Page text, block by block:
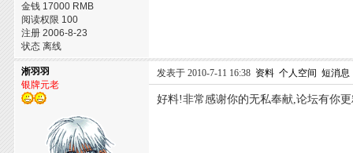
金钱 17000 RMB
阅读权限 100
注册 2006-8-23
状态 离线
淅羽羽
银牌元老
发表于 2010-7-11 16:38 资料 个人空间 短消息
好料!非常感谢你的无私奉献,论坛有你